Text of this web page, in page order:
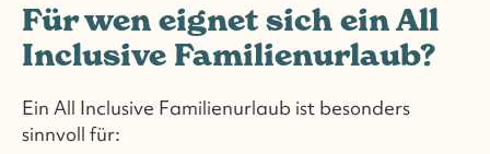
Für wen eignet sich ein All
Inclusive Familienurlaub?
Ein All Inclusive Familienurlaub ist besonders
sinnvoll für: